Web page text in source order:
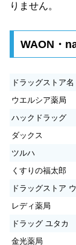
りません。
WAON・
ドラッグストア名
ウエルシア薬局
ハックドラッグ
ダックス
ツルハ
くすりの福太郎
ドラッグストア
レディ薬局
ドラッグ ユタカ
金光薬局